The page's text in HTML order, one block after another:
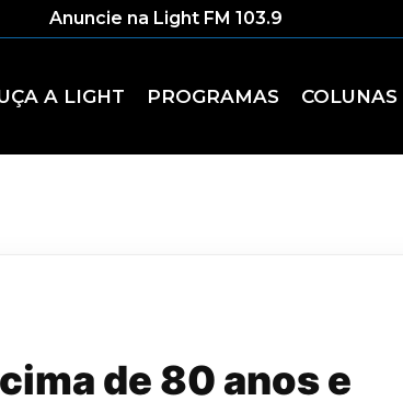
Anuncie na Light FM 103.9
A LIGHT PROGRAMAS COLUNAS
de 80 anos e